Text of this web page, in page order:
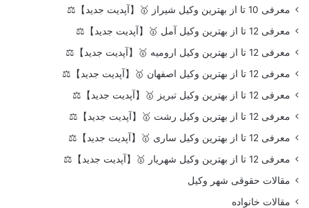
معرفی 10 تا از بهترین وکیل شیراز 🥇【آپدیت جدید】⚖️
معرفی 12 تا از بهترین وکیل آمل 🥇【آپدیت جدید】⚖️
معرفی 12 تا از بهترین وکیل ارومیه 🥇【آپدیت جدید】⚖️
معرفی 12 تا از بهترین وکیل اصفهان 🥇【آپدیت جدید】⚖️
معرفی 12 تا از بهترین وکیل تبریز 🥇【آپدیت جدید】⚖️
معرفی 12 تا از بهترین وکیل رشت 🥇【آپدیت جدید】⚖️
معرفی 12 تا از بهترین وکیل ساری 🥇【آپدیت جدید】⚖️
معرفی 12 تا از بهترین وکیل شهریار 🥇【آپدیت جدید】⚖️
مقالات حقوقی شهر وکیل
مقالات خانواده